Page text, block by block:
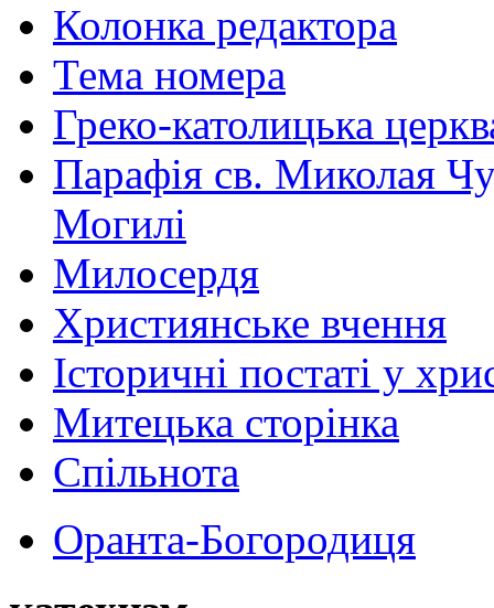
Колонка редактора
Тема номера
Греко-католицька
Парафія св. Миколая
Могилі
Милосердя
Християнське вчення
Історичні постаті у
Митецька сторінка
Спільнота
Оранта-Богородиця